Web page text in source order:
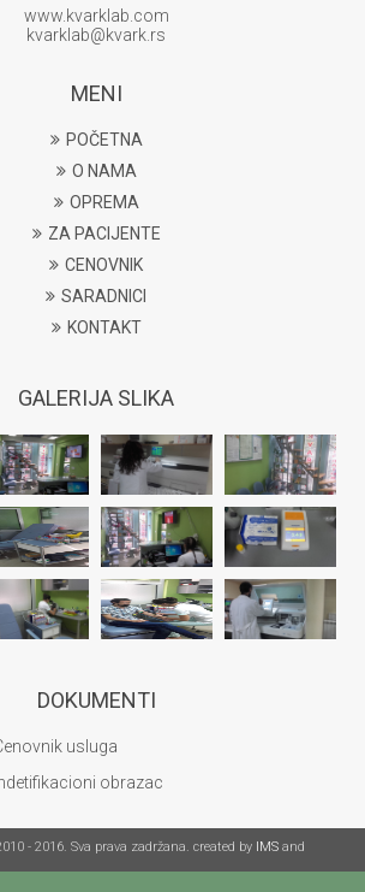
www.kvarklab.com
kvarklab@kvark.rs
MENI
POČETNA
O NAMA
OPREMA
ZA PACIJENTE
CENOVNIK
SARADNICI
KONTAKT
GALERIJA SLIKA
DOKUMENTI
usluga
obrazac
- 2016. Sva prava zadržana. created by IMS and